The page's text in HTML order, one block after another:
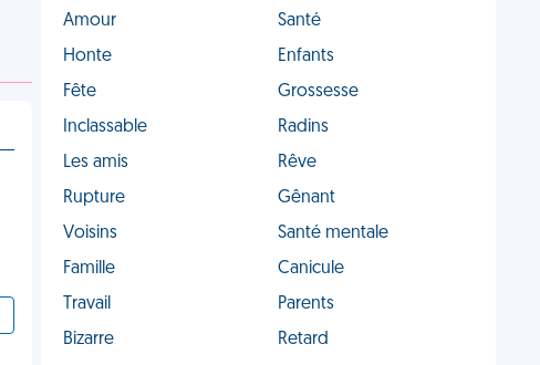
Amour
Santé
Honte
Enfants
Fête
Grossesse
Inclassable
Radins
Les amis
Rêve
Rupture
Gênant
Voisins
Santé mentale
Famille
Canicule
Travail
Parents
Bizarre
Retard